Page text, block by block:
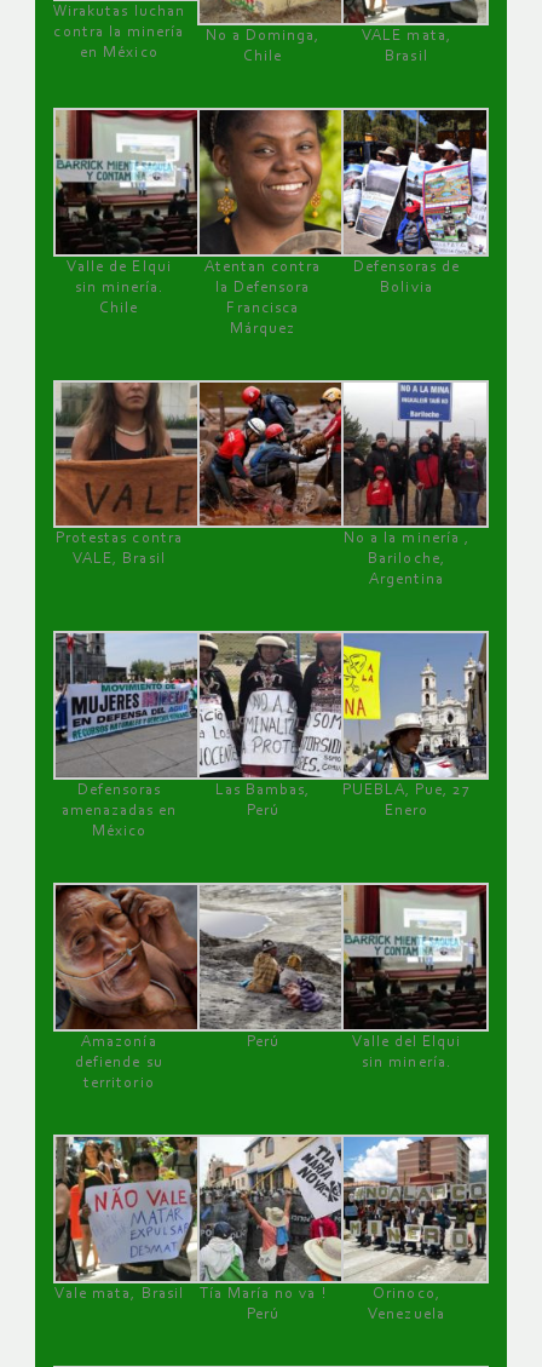
Wirakutas luchan
contra la minería
en México
No a Dominga,
Chile
VALE mata,
Brasil
Valle de Elqui
sin minería.
Chile
Atentan contra
la Defensora
Francisca
Márquez
Defensoras de
Bolivia
Protestas contra
VALE, Brasil
No a la minería ,
Bariloche,
Argentina
Defensoras
amenazadas en
México
Las Bambas,
Perú
PUEBLA, Pue, 27
Enero
Amazonía
defiende su
territorio
Perú
Valle del Elqui
sin minería.
Vale mata, Brasil
Tía María no va !
Perú
Orinoco,
Venezuela